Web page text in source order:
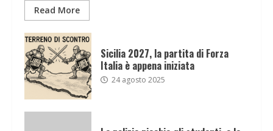
Read More
Sicilia 2027, la partita di Forza
Italia è appena iniziata
24 agosto 2025